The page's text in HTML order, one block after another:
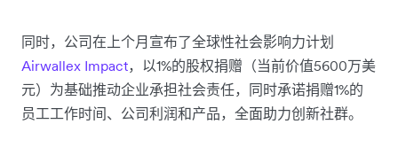
同时，公司在上个月宣布了全球性社会影响力计划
Airwallex Impact，以1%的股权捐赠（当前价值5600万美
元）为基础推动企业承担社会责任，同时承诺捐赠1%的
员工工作时间、公司利润和产品，全面助力创新社群。